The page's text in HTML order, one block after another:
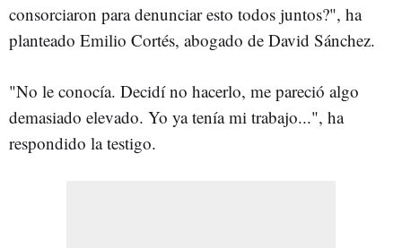
consorciaron para denunciar esto todos juntos?", ha
planteado Emilio Cortés, abogado de David Sánchez.
"No le conocía. Decidí no hacerlo, me pareció algo
demasiado elevado. Yo ya tenía mi trabajo...", ha
respondido la testigo.